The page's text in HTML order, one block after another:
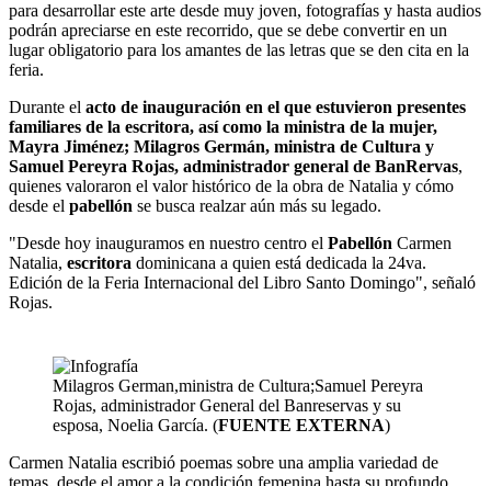
para desarrollar este arte desde muy joven, fotografías y hasta audios
podrán apreciarse en este recorrido, que se debe convertir en un
lugar obligatorio para los amantes de las letras que se den cita en la
feria.
Durante el acto de inauguración en el que estuvieron presentes
familiares de la escritora, así como la ministra de la mujer,
Mayra Jiménez; Milagros Germán, ministra de Cultura y
Samuel Pereyra Rojas, administrador general de BanRervas,
quienes valoraron el valor histórico de la obra de Natalia y cómo
desde el pabellón se busca realzar aún más su legado.
"Desde hoy inauguramos en nuestro centro el Pabellón Carmen
Natalia, escritora dominicana a quien está dedicada la 24va.
Edición de la Feria Internacional del Libro Santo Domingo", señaló
Rojas.
Milagros German,ministra de Cultura;Samuel Pereyra
Rojas, administrador General del Banreservas y su
esposa, Noelia García. (FUENTE EXTERNA)
Carmen Natalia escribió poemas sobre una amplia variedad de
temas, desde el amor a la condición femenina hasta su profundo